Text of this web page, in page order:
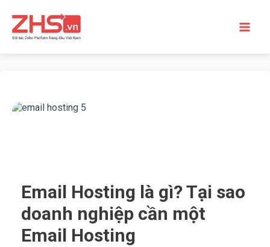
Email Hosting là gì? Tại sao
doanh nghiệp cần một
Email Hosting